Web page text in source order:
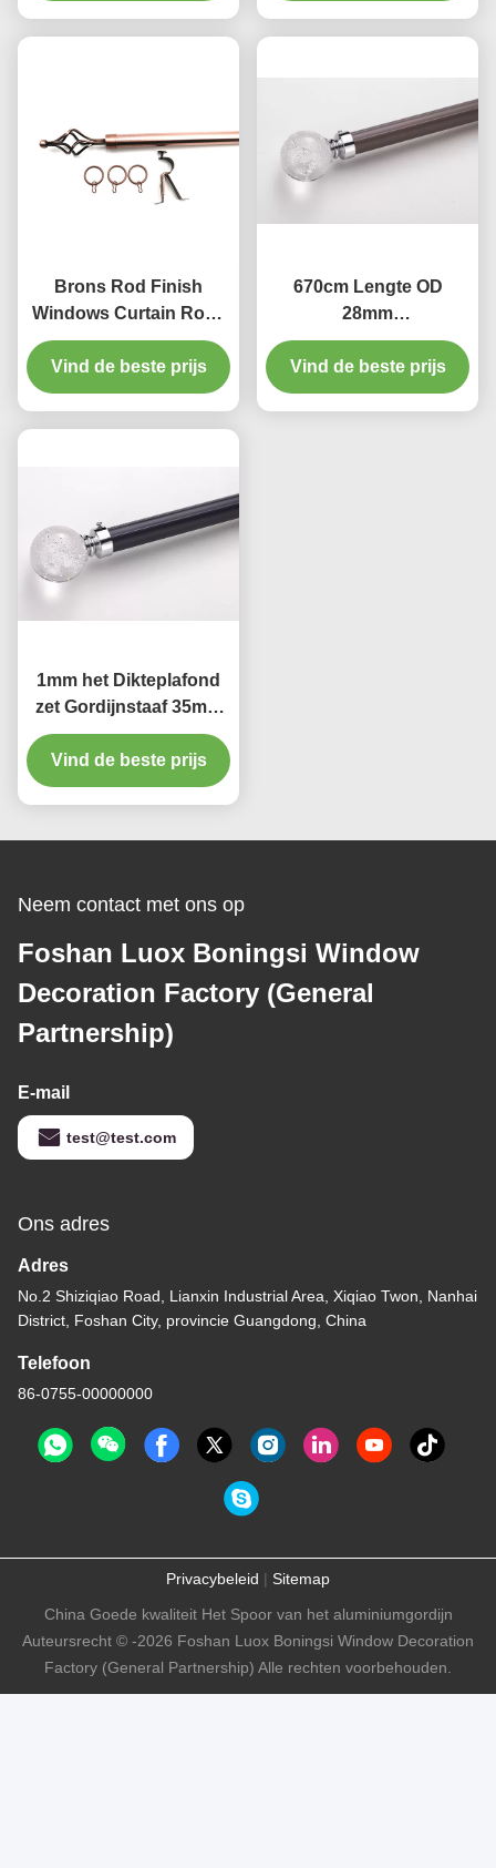
Brons Rod Finish
Windows Curtain Rods
28 tot 48 Duim
Regelbaar
Vind de beste prijs
670cm Lengte OD
28mm
Aluminiumgordijn Rod
Shower Curtain Rods
Vind de beste prijs
1mm het Dikteplafond
zet Gordijnstaaf 35mm
Gordijn Rod Heavy Duty
op
Vind de beste prijs
Neem contact met ons op
Foshan Luox Boningsi Window
Decoration Factory (General
Partnership)
E-mail
test@test.com
Ons adres
Adres
No.2 Shiziqiao Road, Lianxin Industrial Area, Xiqiao Twon, Nanhai
District, Foshan City, provincie Guangdong, China
Telefoon
86-0755-00000000
Privacybeleid | Sitemap
China Goede kwaliteit Het Spoor van het aluminiumgordijn
Auteursrecht © -2026 Foshan Luox Boningsi Window Decoration
Factory (General Partnership) Alle rechten voorbehouden.